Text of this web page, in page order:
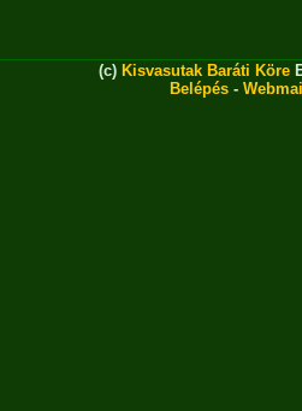
(c) Kisvasutak Baráti Köre
Belépés -